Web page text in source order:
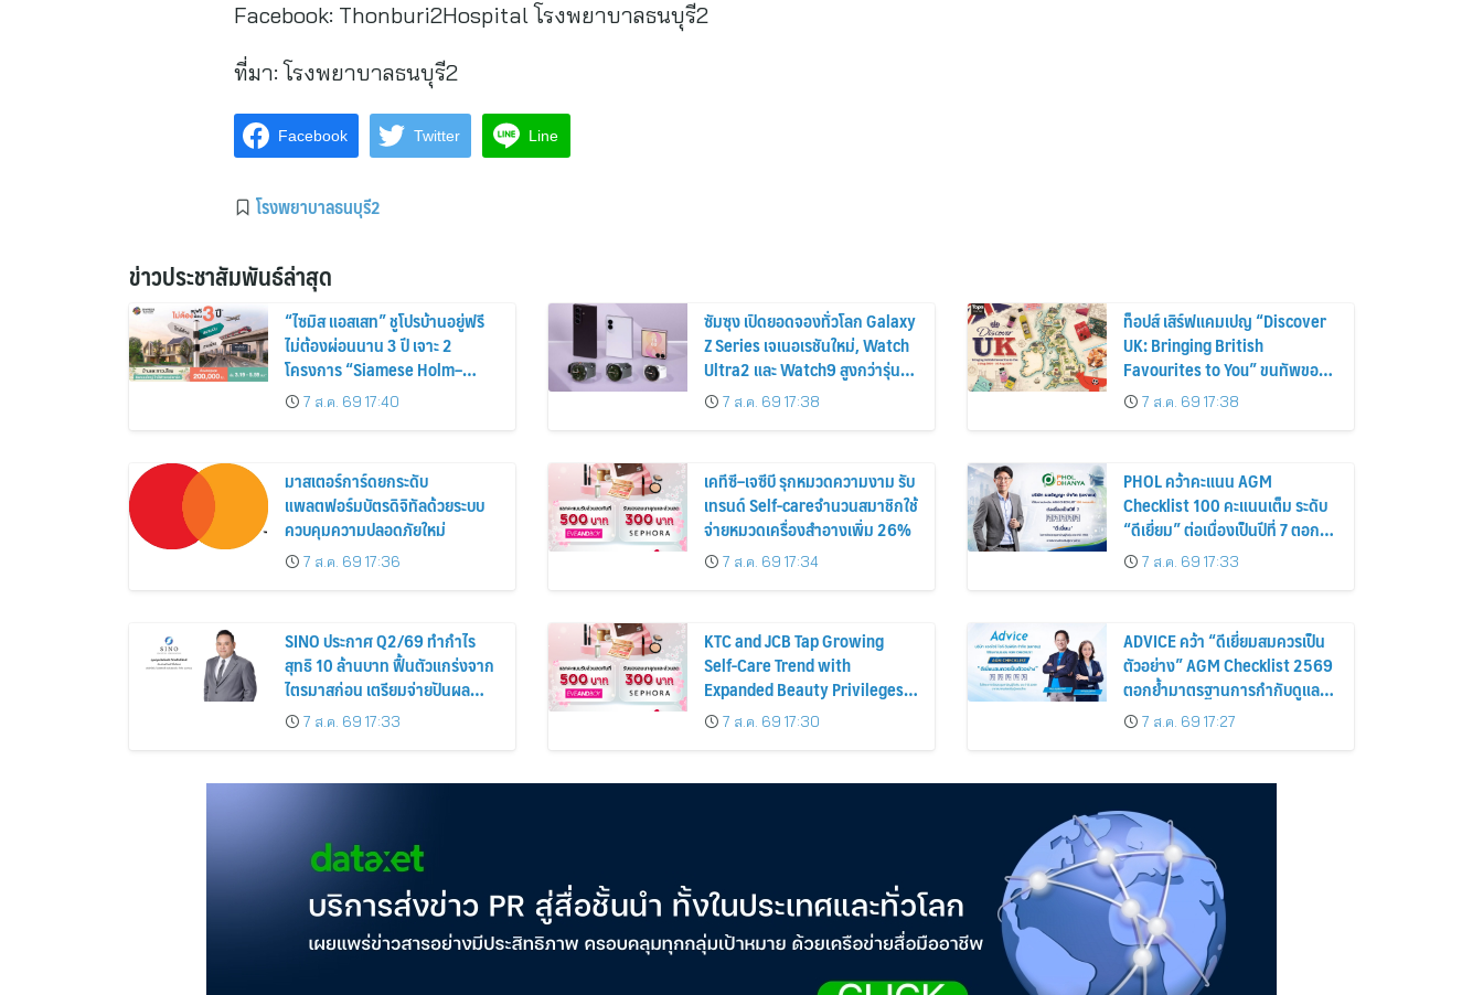
Facebook: Thonburi2Hospital โรงพยาบาลธนบุรี2
ที่มา: โรงพยาบาลธนบุรี2
Facebook Twitter Line
โรงพยาบาลธนบุรี2
ข่าวประชาสัมพันธ์ล่าสุด
“ไซมิส แอสเสท” ชูโปรบ้านอยู่ฟรี
ไม่ต้องผ่อนนาน 3 ปี เจาะ 2
โครงการ “Siamese Holm–
Siamese Blossom” พร้อม
ส่วนลดและสิทธิพิเศษถึง 31
7 ส.ค. 69 17:40
ซัมซุง เปิดยอดจองทั่วโลก Galaxy
Z Series เจเนอเรชันใหม่, Watch
Ultra2 และ Watch9 สูงกว่ารุ่น
ก่อนหน้ากว่า 30%
7 ส.ค. 69 17:38
ท็อปส์ เสิร์ฟแคมเปญ “Discover
UK: Bringing British
Favourites to You” ขนทัพของ
อร่อยและไอเท็มฮิตจากสหราช
อาณาจักร ส่งตรงถึงมือตั้งแต่วัน
7 ส.ค. 69 17:38
มาสเตอร์การ์ดยกระดับ
แพลตฟอร์มบัตรดิจิทัลด้วยระบบ
ควบคุมความปลอดภัยใหม่
7 ส.ค. 69 17:36
เคทีซี–เจซีบี รุกหมวดความงาม รับ
เทรนด์ Self-careจำนวนสมาชิกใช้
จ่ายหมวดเครื่องสำอางเพิ่ม 26%
7 ส.ค. 69 17:34
PHOL คว้าคะแนน AGM
Checklist 100 คะแนนเต็ม ระดับ
“ดีเยี่ยม” ต่อเนื่องเป็นปีที่ 7 ตอกย้ำ
การดำเนินธุรกิจตามหลักธรรมาภิ
บาล โปร่งใส สร้างความเชื่อมั่นผู้
7 ส.ค. 69 17:33
SINO ประกาศ Q2/69 ทำกำไร
สุทธิ 10 ล้านบาท ฟื้นตัวแกร่งจาก
ไตรมาสก่อน เตรียมจ่ายปันผล
ระหว่างกาล 0.014423 บาทต่อหุ้น
ครึ่งปีหลังมุ่งเติบโตต่อเนื่อง
7 ส.ค. 69 17:33
KTC and JCB Tap Growing
Self-Care Trend with
Expanded Beauty Privileges
Number of KTC JCB
Cardmembers Spending on
7 ส.ค. 69 17:30
ADVICE คว้า “ดีเยี่ยมสมควรเป็น
ตัวอย่าง” AGM Checklist 2569
ตอกย้ำมาตรฐานการกำกับดูแล
กิจการที่ดี
7 ส.ค. 69 17:27